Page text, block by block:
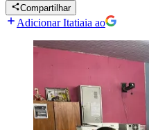
Compartilhar
Adicionar Itatiaia ao